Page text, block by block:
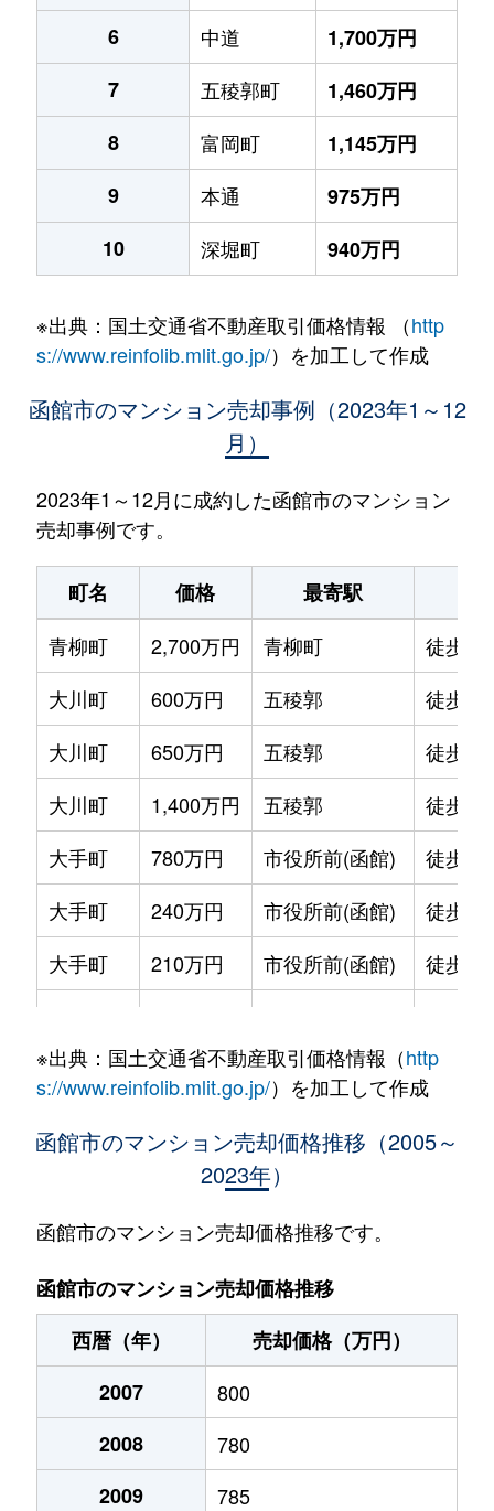
6
中道
1,700万円
7
五稜郭町
1,460万円
8
富岡町
1,145万円
9
本通
975万円
10
深堀町 940万円
※出典：国土交通省不動産取引価格情報 （http
s://www.reinfolib.mlit.go.jp/）を加工して作成
函館市のマンション売却事例（2023年1～12
月）
2023年1～12月に成約した函館市のマンション
売却事例です。
町名 価格 最寄駅
青柳町
2,700万円 青柳町
徒歩0
大川町
600万円 五稜郭
徒歩14
大川町
650万円 五稜郭
徒歩13
大川町
1,400万円 五稜郭
徒歩7
大手町
780万円 市役所前(函館)
徒歩2
大手町
240万円 市役所前(函館)
徒歩2
大手町
210万円 市役所前(函館)
徒歩2
大森町
330万円 松風町
徒歩5
2,400万円 五稜郭
五稜郭町
520万円 五稜郭
末広町
230万円 十字街
末広町
240万円 十字街
千代台町
3,100万円
千代台町
2,400万円
富岡町
1,700万円
※出典：国土交通省不動産取引価格情報（http
s://www.reinfolib.mlit.go.jp/）を加工して作成
函館市のマンション売却価格推移（2005～
2023年）
函館市のマンション売却価格推移です。
函館市のマンション売却価格推移
西暦（年）
売却価格（万円）
2007
800
2008
780
2009
785